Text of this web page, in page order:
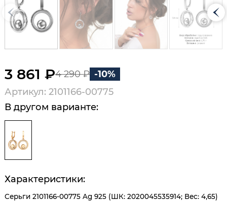
3 861 ₽4 290 ₽ -10%
Артикул: 2101166-00775
В другом варианте:
Характеристики:
Серьги 2101166-00775 Ag 925 (ШК: 2020045535914; Вес: 4,65)